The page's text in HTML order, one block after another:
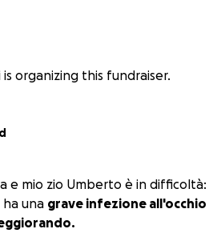
is organizing this fundraiser.
e mio zio Umberto è in difficoltà:
una grave infezione all'occhio